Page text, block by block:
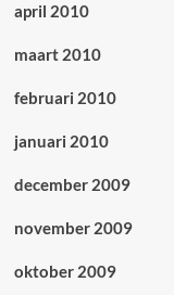
april 2010
maart 2010
februari 2010
januari 2010
december 2009
november 2009
oktober 2009